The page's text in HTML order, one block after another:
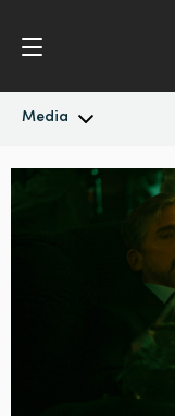
Media
Novidades
Imagens para
Argentina